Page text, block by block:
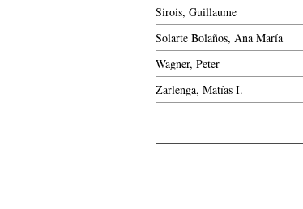
Sirois, Guillaume
Solarte Bolaños, Ana María
Wagner, Peter
Zarlenga, Matías I.